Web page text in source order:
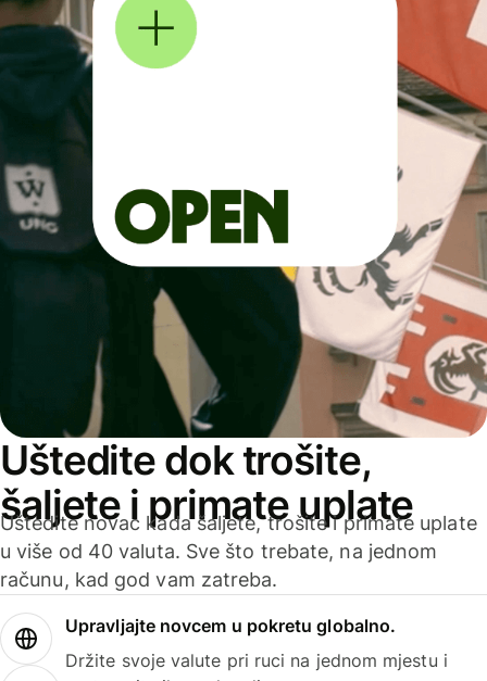
Uštedite dok trošite,
šaljete i primate uplate
Uštedite novac kada šaljete, trošite i primate uplate
u više od 40 valuta. Sve što trebate, na jednom
računu, kad god vam zatreba.
Upravljajte novcem u pokretu globalno.
Držite svoje valute pri ruci na jednom mjestu i